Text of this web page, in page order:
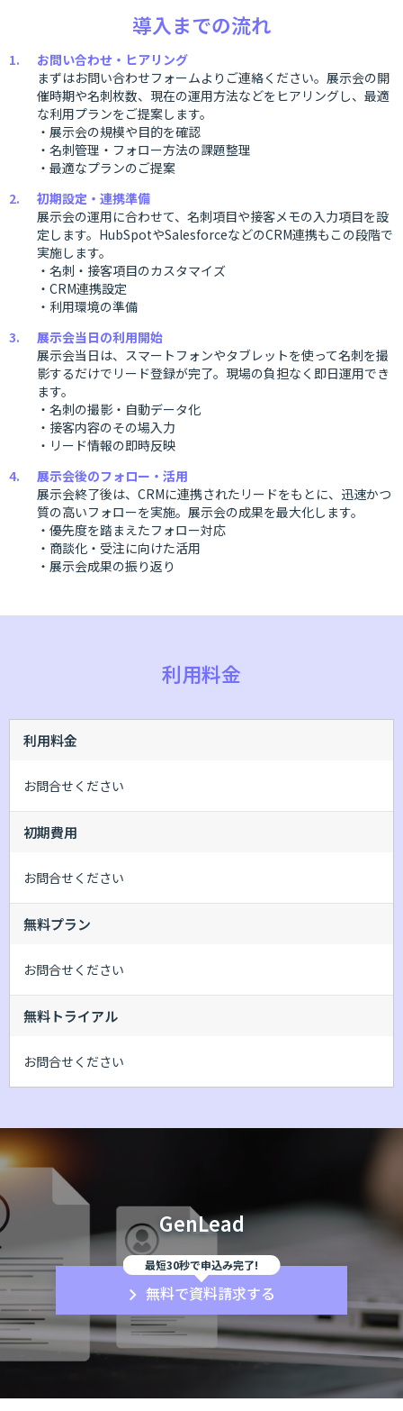
導入までの流れ
お問い合わせ・ヒアリング
まずはお問い合わせフォームよりご連絡ください。展示会の開
催時期や名刺枚数、現在の運用方法などをヒアリングし、最適
な利用プランをご提案します。
・展示会の規模や目的を確認
・名刺管理・フォロー方法の課題整理
・最適なプランのご提案
初期設定・連携準備
展示会の運用に合わせて、名刺項目や接客メモの入力項目を設
定します。HubSpotやSalesforceなどのCRM連携もこの段階で
実施します。
・名刺・接客項目のカスタマイズ
・CRM連携設定
・利用環境の準備
展示会当日の利用開始
展示会当日は、スマートフォンやタブレットを使って名刺を撮
影するだけでリード登録が完了。現場の負担なく即日運用でき
ます。
・名刺の撮影・自動データ化
・接客内容のその場入力
・リード情報の即時反映
展示会後のフォロー・活用
展示会終了後は、CRMに連携されたリードをもとに、迅速かつ
質の高いフォローを実施。展示会の成果を最大化します。
・優先度を踏まえたフォロー対応
・商談化・受注に向けた活用
・展示会成果の振り返り
利用料金
利用料金
お問合せください
初期費用
お問合せください
無料プラン
お問合せください
無料トライアル
お問合せください
GenLead
最短30秒で申込み完了!
無料で資料請求する